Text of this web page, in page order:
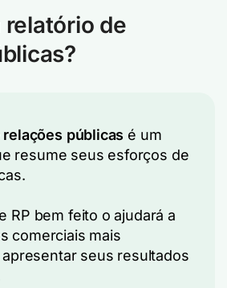
relatório de
relações públicas é um
resume seus esforços de
RP bem feito o ajudará a
comerciais mais
seus resultados